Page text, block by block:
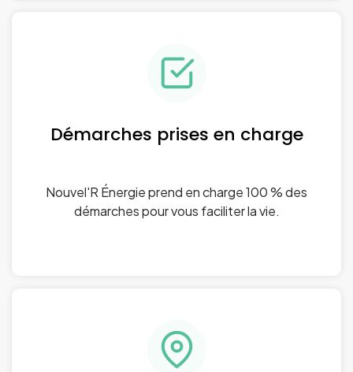
Démarches prises en charge
Nouvel'R Énergie prend en charge 100 % des
démarches pour vous faciliter la vie.